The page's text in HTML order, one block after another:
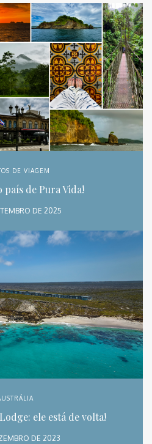
DE VIAGEM
país de Pura Vida!
DE 2025
ele está de volta!
DE 2023